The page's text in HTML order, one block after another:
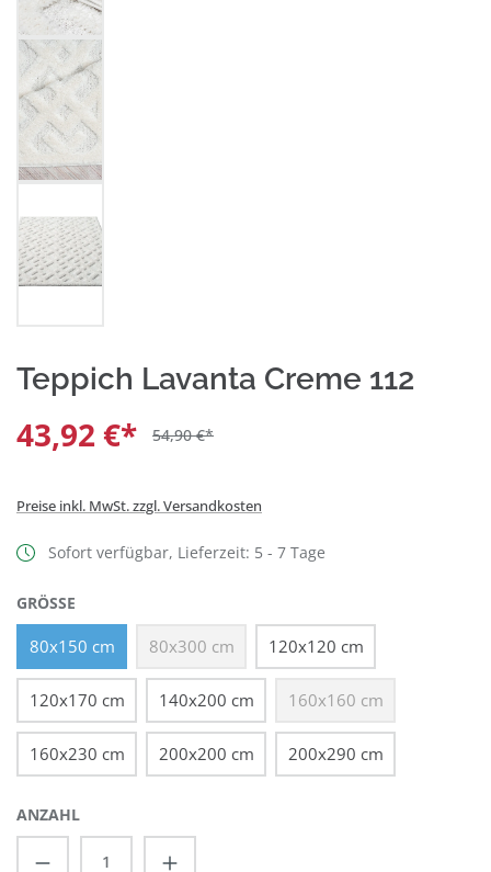
Teppich Lavanta Creme 112
43,92 €* 54,90 €*
Preise inkl. MwSt. zzgl. Versandkosten
Sofort verfügbar, Lieferzeit: 5 - 7 Tage
GRÖSSE
80x150 cm 80x300 cm(Diese Option ist zurzeit nicht verfügbar.)
120x120 cm
120x170 cm 140x200 cm 160x160 cm(Diese Option ist
160x230 cm 200x200 cm 200x290 cm
ANZAHL
Produkt Anzahl: Gib den gewünschten